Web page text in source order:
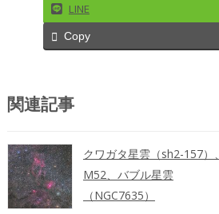
LINE
Copy
関連記事
クワガタ星雲（sh2-157）、
M52、バブル星雲
（NGC7635）